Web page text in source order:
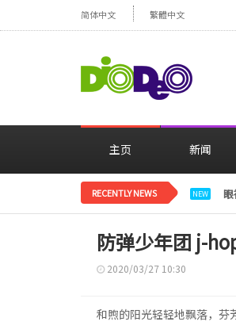
简体中文 繁體中文
主页 新闻
RECENTLY NEWS NEW
防弹少年团 j-
2020/03/27 10:30
和煦的阳光轻轻地飘落，芬